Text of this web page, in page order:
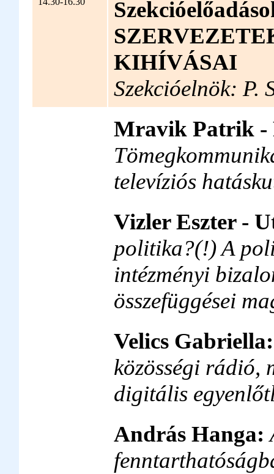
KIHÍVÁSAI
Szekcióelnök: P.
Mravik Patrik
televíziós
Vizler Eszter -
politika?(!) A
intézményi
összefüggései
Velics
közösségi rádió,
digitális
András Hanga: